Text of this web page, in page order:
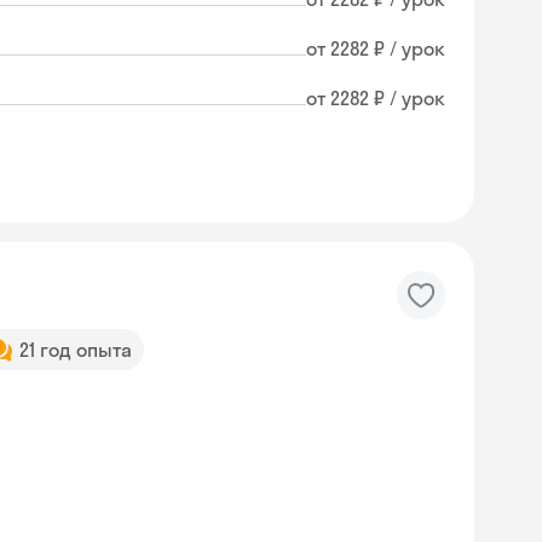
от 2282 ₽ / урок
от 2282 ₽ / урок
21 год опыта